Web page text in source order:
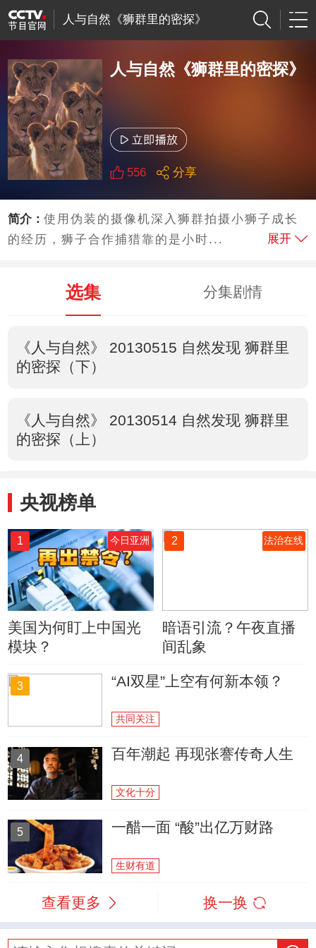
人与自然《狮群里的密探》
人与自然《狮群里的密探》
556 分享
简介：使用伪装的摄像机深入狮群拍摄小狮子成长
的经历，狮子合作捕猎靠的是小时...
展开
选集 分集剧情
《人与自然》 20130515 自然发现 狮群里
的密探（下）
《人与自然》 20130514 自然发现 狮群里
的密探（上）
央视榜单
1 今日亚洲
美国为何盯上中国光
模块？
2 法治在线
暗语引流？午夜直播
间乱象
3 “AI双星”上空有何新本领？
共同关注
4 百年潮起 再现张謇传奇人生
文化十分
5 一醋一面 “酸”出亿万财路
生财有道
查看更多 换一换